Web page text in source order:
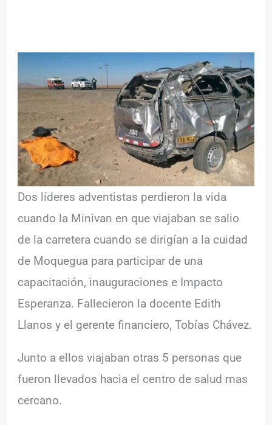
Dos líderes adventistas perdieron la vida
cuando la Minivan en que viajaban se salio
de la carretera cuando se dirigían a la cuidad
de Moquegua para participar de una
capacitación, inauguraciones e Impacto
Esperanza. Fallecieron la docente Edith
Llanos y el gerente financiero, Tobías Chávez.
Junto a ellos viajaban otras 5 personas que
fueron llevados hacia el centro de salud mas
cercano.